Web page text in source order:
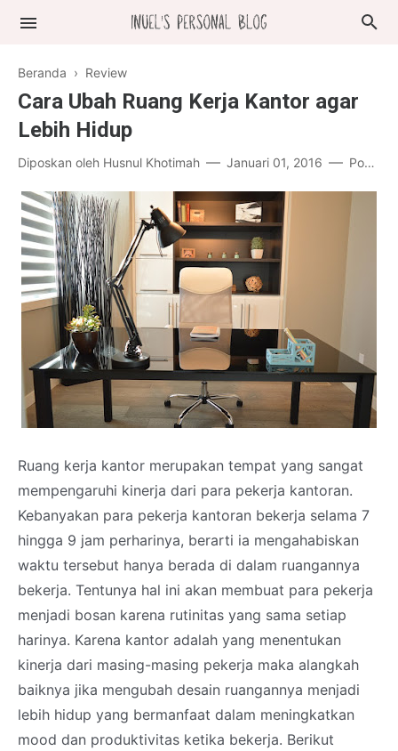
Beranda › Review
Cara Ubah Ruang Kerja Kantor agar
Lebih Hidup
Diposkan oleh Husnul Khotimah Januari 01, 2016 Posting Komentar
Ruang kerja kantor merupakan tempat yang sangat
mempengaruhi kinerja dari para pekerja kantoran.
Kebanyakan para pekerja kantoran bekerja selama 7
hingga 9 jam perharinya, berarti ia mengahabiskan
waktu tersebut hanya berada di dalam ruangannya
bekerja. Tentunya hal ini akan membuat para pekerja
menjadi bosan karena rutinitas yang sama setiap
harinya. Karena kantor adalah yang menentukan
kinerja dari masing-masing pekerja maka alangkah
baiknya jika mengubah desain ruangannya menjadi
lebih hidup yang bermanfaat dalam meningkatkan
mood dan produktivitas ketika bekerja. Berikut